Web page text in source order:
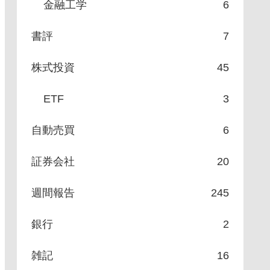
金融工学 6
書評 7
株式投資 45
ETF 3
自動売買 6
証券会社 20
週間報告 245
銀行 2
雑記 16